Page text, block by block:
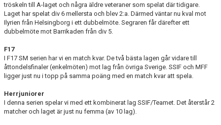
tröskeln till A-laget och några äldre veteraner som spelat där tidigare.
Laget har spelat div 6 mellersta och blev 2:a. Därmed väntar nu kval mot
Ilyrien från Helsingborg i ett dubbelmöte. Segraren får därefter ett
dubbelmöte mot Barrikaden från div 5.
F17
I F17 SM serien har vi en match kvar. De två bästa lagen går vidare till
åttondelsfinaler (enkelmöten) mot lag från övriga Sverige. SSIF och MFF
ligger just nu i topp på samma poäng med en match kvar att spela.
Herrjuniorer
I denna serien spelar vi med ett kombinerat lag SSIF/Teamet. Det återstår 2
matcher och laget är just nu femma (av 10 lag).